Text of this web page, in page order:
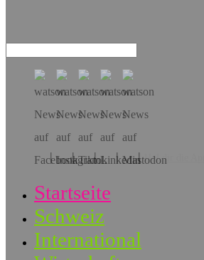
Hol dir die
Startseite
Schweiz
International